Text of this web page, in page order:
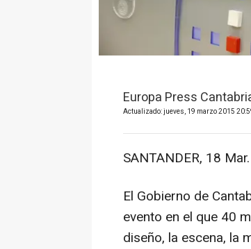
Europa Press
Actualizado: jueves, 19 marzo 2015
SANTANDER, 18
El Gobierno de
evento en el que 40
diseño, la escena, la